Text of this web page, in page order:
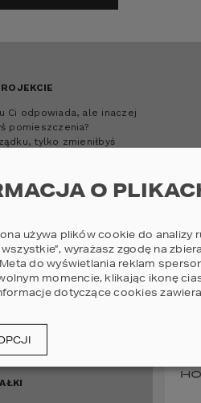
Ci odpowiada, ale inaczej
pomieszczenia?
tylko zmieniłbyś
z nami.
O
używa plików cookie do analizy
wyrażasz zgodę na
do wyświetlania reklam
momencie, klikając ikonę
dotyczące cookies